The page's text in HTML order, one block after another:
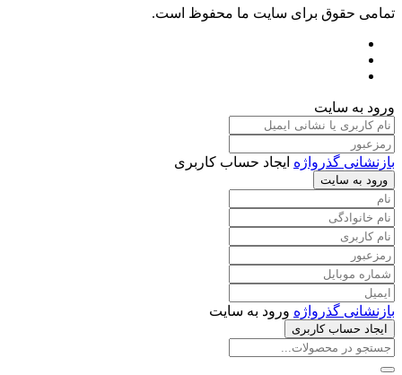
تمامی حقوق برای سایت ما محفوظ است.
ورود به سایت
بازنشانی گذرواژه ایجاد حساب کاربری
ورود به سایت
بازنشانی گذرواژه ورود به سایت
ایجاد حساب کاربری